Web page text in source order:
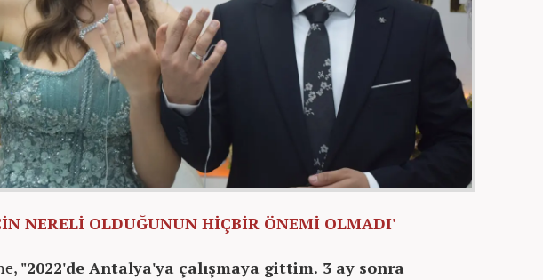
NERELİ OLDUĞUNUN HİÇBİR ÖNEMİ OLMADI'
"2022'de Antalya'ya çalışmaya gittim. 3 ay sonra